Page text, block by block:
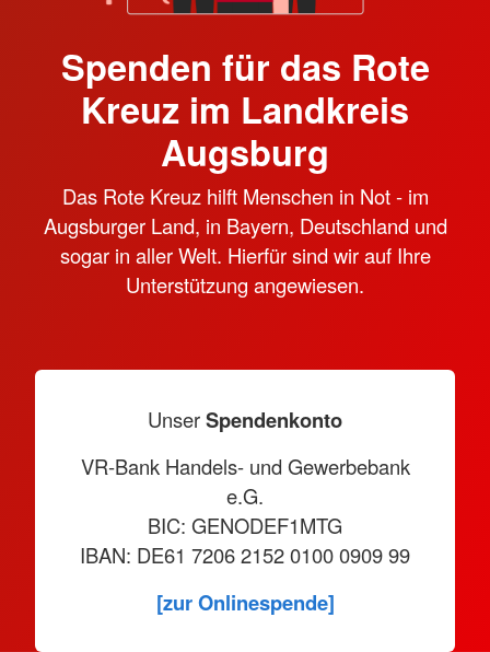
Spenden für das Rote
Kreuz im Landkreis
Augsburg
Das Rote Kreuz hilft Menschen in Not - im
Augsburger Land, in Bayern, Deutschland und
sogar in aller Welt. Hierfür sind wir auf Ihre
Unterstützung angewiesen.
UnserSpendenkonto
VR-Bank Handels- und Gewerbebank
e.G.
BIC: GENODEF1MTG
IBAN: DE61 7206 2152 0100 0909 99
[zur Onlinespende]